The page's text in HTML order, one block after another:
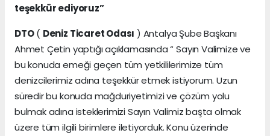
teşekkür ediyoruz”
DTO( Deniz Ticaret Odası ) Antalya Şube Başkanı
Ahmet Çetin yaptığı açıklamasında “ Sayın Valimize ve
bu konuda emeği geçen tüm yetkililerimize tüm
denizcilerimiz adına teşekkür etmek istiyorum. Uzun
süredir bu konuda mağduriyetimizi ve çözüm yolu
bulmak adına isteklerimizi Sayın Valimiz başta olmak
üzere tüm ilgili birimlere iletiyorduk. Konu üzerinde